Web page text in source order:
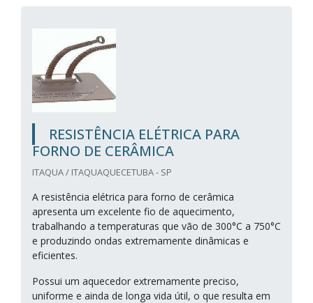
RESISTÊNCIA ELÉTRICA PARA
FORNO DE CERÂMICA
ITAQUA / ITAQUAQUECETUBA - SP
A resistência elétrica para forno de cerâmica
apresenta um excelente fio de aquecimento,
trabalhando a temperaturas que vão de 300°C a 750°C
e produzindo ondas extremamente dinâmicas e
eficientes.
Possui um aquecedor extremamente preciso,
uniforme e ainda de longa vida útil, o que resulta em